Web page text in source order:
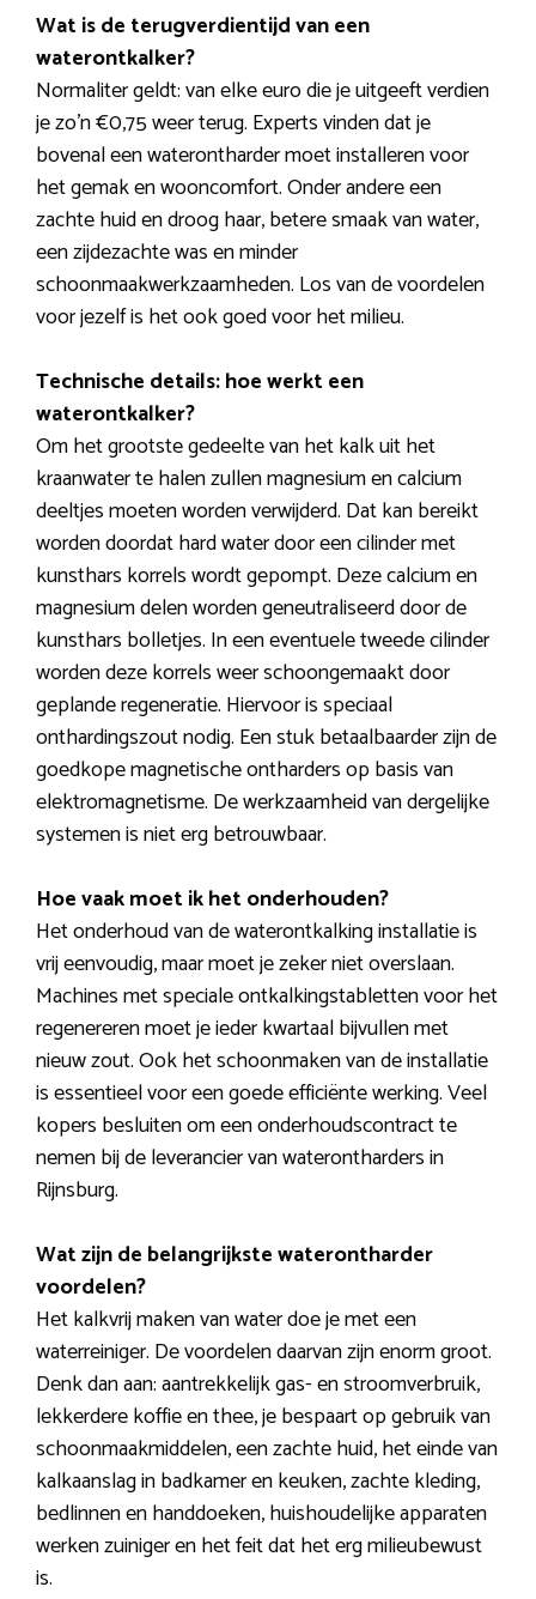
Wat is de terugverdientijd van een
waterontkalker?
Normaliter geldt: van elke euro die je uitgeeft verdien
je zo’n €0,75 weer terug. Experts vinden dat je
bovenal een waterontharder moet installeren voor
het gemak en wooncomfort. Onder andere een
zachte huid en droog haar, betere smaak van water,
een zijdezachte was en minder
schoonmaakwerkzaamheden. Los van de voordelen
voor jezelf is het ook goed voor het milieu.
Technische details: hoe werkt een
waterontkalker?
Om het grootste gedeelte van het kalk uit het
kraanwater te halen zullen magnesium en calcium
deeltjes moeten worden verwijderd. Dat kan bereikt
worden doordat hard water door een cilinder met
kunsthars korrels wordt gepompt. Deze calcium en
magnesium delen worden geneutraliseerd door de
kunsthars bolletjes. In een eventuele tweede cilinder
worden deze korrels weer schoongemaakt door
geplande regeneratie. Hiervoor is speciaal
onthardingszout nodig. Een stuk betaalbaarder zijn de
goedkope magnetische ontharders op basis van
elektromagnetisme. De werkzaamheid van dergelijke
systemen is niet erg betrouwbaar.
Hoe vaak moet ik het onderhouden?
Het onderhoud van de waterontkalking installatie is
vrij eenvoudig, maar moet je zeker niet overslaan.
Machines met speciale ontkalkingstabletten voor het
regenereren moet je ieder kwartaal bijvullen met
nieuw zout. Ook het schoonmaken van de installatie
is essentieel voor een goede efficiënte werking. Veel
kopers besluiten om een onderhoudscontract te
nemen bij de leverancier van waterontharders in
Rijnsburg.
Wat zijn de belangrijkste waterontharder
voordelen?
Het kalkvrij maken van water doe je met een
waterreiniger. De voordelen daarvan zijn enorm groot.
Denk dan aan: aantrekkelijk gas- en stroomverbruik,
lekkerdere koffie en thee, je bespaart op gebruik van
schoonmaakmiddelen, een zachte huid, het einde van
kalkaanslag in badkamer en keuken, zachte kleding,
bedlinnen en handdoeken, huishoudelijke apparaten
werken zuiniger en het feit dat het erg milieubewust
is.